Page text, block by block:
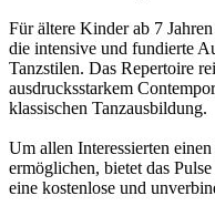
Für ältere Kinder ab 7
die intensive und fundierte
Tanzstilen. Das Repertoire
ausdrucksstarkem
klassischen Tanzausbildung.
Um allen Interessierten
ermöglichen, bietet das
eine kostenlose und